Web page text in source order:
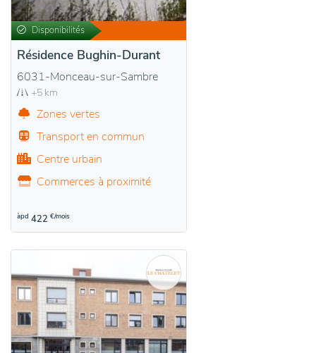
Disponibilités
Résidence Bughin-Durant
6031-Monceau-sur-Sambre
+5 km
Zones vertes
Transport en commun
Centre urbain
Commerces à proximité
àpd 422 €/mois